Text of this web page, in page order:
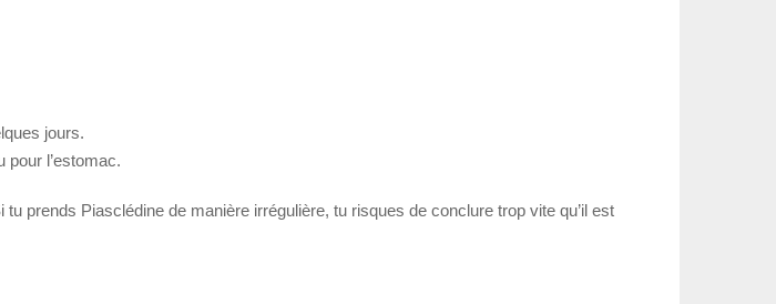
jours.
pour l’estomac.
prends Piasclédine de manière irrégulière, tu risques de conclure trop vite qu’il est